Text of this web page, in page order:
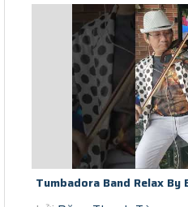
Tumbadora Band Relax By